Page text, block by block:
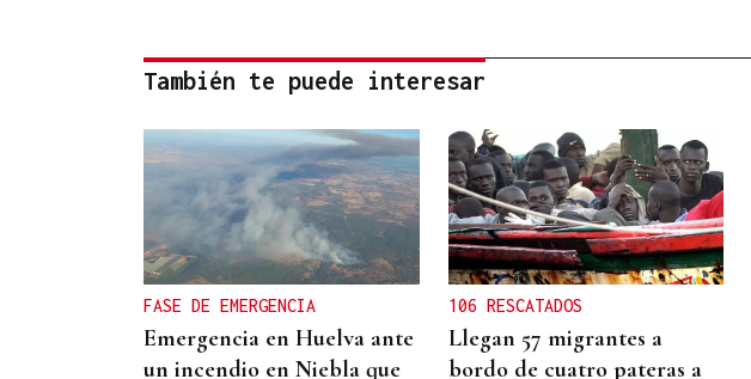
También te puede interesar
FASE DE EMERGENCIA
Emergencia en Huelva ante
un incendio en Niebla que
106 RESCATADOS
Llegan 57 migrantes a
bordo de cuatro pateras a